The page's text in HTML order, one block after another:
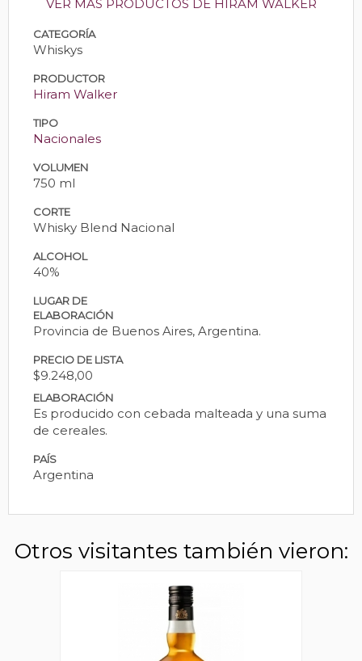
VER MÁS PRODUCTOS DE HIRAM WALKER
CATEGORÍA
Whiskys
PRODUCTOR
Hiram Walker
TIPO
Nacionales
VOLUMEN
750 ml
CORTE
Whisky Blend Nacional
ALCOHOL
40%
LUGAR DE
ELABORACIÓN
Provincia de Buenos Aires, Argentina.
PRECIO DE LISTA
$9.248,00
ELABORACIÓN
Es producido con cebada malteada y una suma
de cereales.
PAÍS
Argentina
Otros visitantes también vieron: